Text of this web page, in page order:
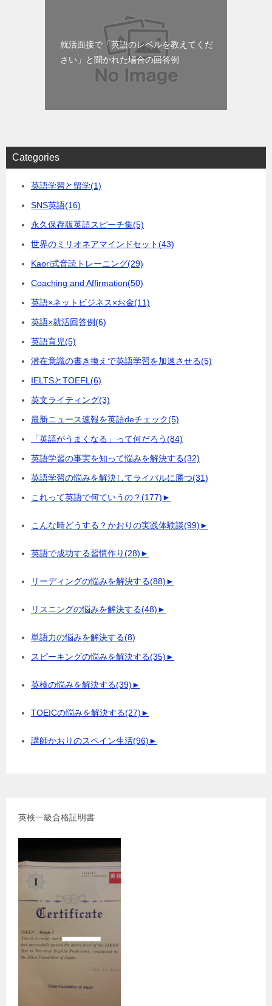
就活面接で「英語のレベルを教えてくだ
さい」と聞かれた場合の回答例
Categories
英語学習と留学(1)
SNS英語(16)
永久保存版英語スピーチ集(5)
世界のミリオネアマインドセット(43)
Kaori式音読トレーニング(29)
Coaching and Affirmation(50)
英語×ネットビジネス×お金(11)
英語×就活回答例(6)
英語育児(5)
潜在意識の書き換えで英語学習を加速させる(5)
IELTSとTOEFL (6)
英文ライティング(3)
最新ニュース速報を英語deチェック(5)
「英語がうまくなる」って何だろう(84)
英語学習の事実を知って悩みを解決する(32)
英語学習の悩みを解決してライバルに勝つ(31)
これって英語で何ていうの？(177)►
こんな時どうする？かおりの実践体験談(99)►
英語で成功する習慣作り(28)►
リーディングの悩みを解決する(88)►
リスニングの悩みを解決する(48)►
単語力の悩みを解決する(8)
スピーキングの悩みを解決する(35)►
英検の悩みを解決する(39)►
TOEICの悩みを解決する(27)►
講師かおりのスペイン生活(96)►
英検一級合格証明書